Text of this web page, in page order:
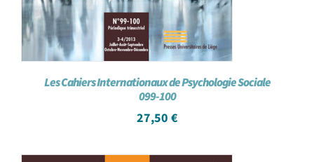
Les Cahiers Internationaux de Psychologie Sociale
099-100
27,50 €